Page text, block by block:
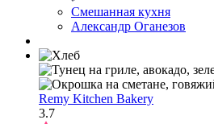
Смешанная кухня
Александр Оганезов
Remy Kitchen Bakery
3.7